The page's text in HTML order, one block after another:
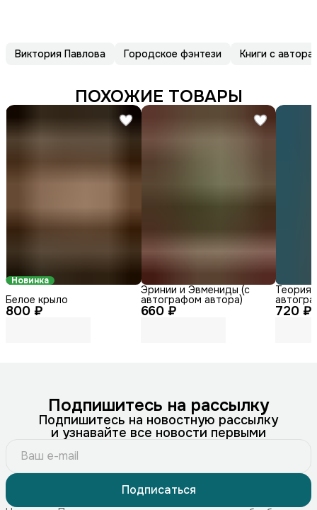
Виктория Павлова Городское фэнтези Книги с
ПОХОЖИЕ ТОВАРЫ
Новинка
800 ₽
Белое крыло
660 ₽
Эринии и Эвмениды (с
автографом автора)
720 ₽
Теория
Подпишитесь на рассылку
Подпишитесь на новостную рассылку
и узнавайте все новости первыми
Подписаться